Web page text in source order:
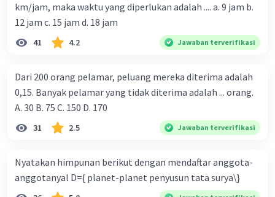
km/jam, maka waktu yang diperlukan adalah .... a. 9 jam b.
12 jam c. 15 jam d. 18 jam
41 4.2 Jawaban terverifikasi
Dari 200 orang pelamar, peluang mereka diterima adalah
0,15. Banyak pelamar yang tidak diterima adalah ... orang.
A. 30 B. 75 C. 150 D. 170
31 2.5 Jawaban terverifikasi
Nyatakan himpunan berikut dengan mendaftar anggota-
anggotanyal D={ planet-planet penyusun tata surya\}